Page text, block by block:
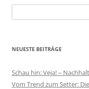
nach:
NEUESTE BEITRÄGE
Schau hin: Veja! –
Vom Trend zum Setter: